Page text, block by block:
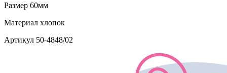
Размер 60мм
Материал хлопок
Артикул 50-4848/02